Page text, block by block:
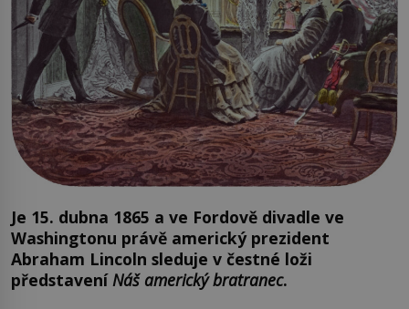
Je 15. dubna 1865 a ve Fordově divadle ve
Washingtonu právě americký prezident
Abraham Lincoln sleduje v čestné loži
představeníNáš americký bratranec.